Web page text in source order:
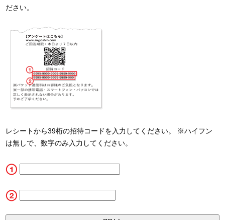
ださい。
レシートから39桁の招待コードを入力してください。 ※ハイフン
は無しで、数字のみ入力してください。